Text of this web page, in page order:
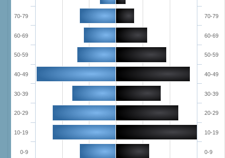
0-9
10-19
20-29
30-39
40-49
50-59
60-69
70-79
0-9
10-19
20-29
30-39
40-49
50-59
60-69
70-79